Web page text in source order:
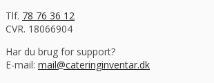
Tlf. 78 76 36 12
CVR. 18066904
Har du brug for support?
E-mail: mail@cateringinventar.dk